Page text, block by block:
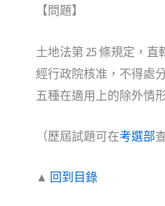
【問題】
土地法第 25 條規定，
經行政院核准，不得處
五種在適用上的除外情
（歷屆試題可在考選部
▲ 回到目錄